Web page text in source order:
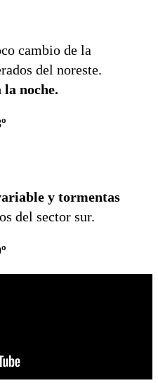
cambio de la
del noreste.
la noche.
y tormentas
del sector sur.